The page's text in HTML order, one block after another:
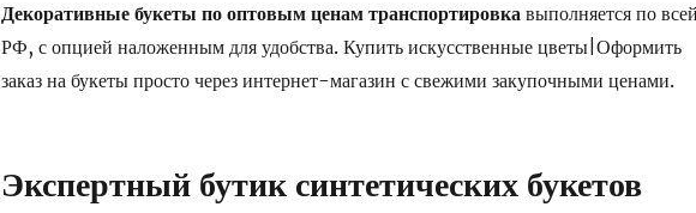
Декоративные букеты по оптовым ценам транспортировкавыполняется по
РФ, с опцией наложенным для удобства. Купить искусственные цветы|Оформить
заказ на букеты просто через интернет-магазин с свежими закупочными ценами.
Экспертный бутик синтетических букетов